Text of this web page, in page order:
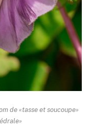
de «tasse et soucoupe»